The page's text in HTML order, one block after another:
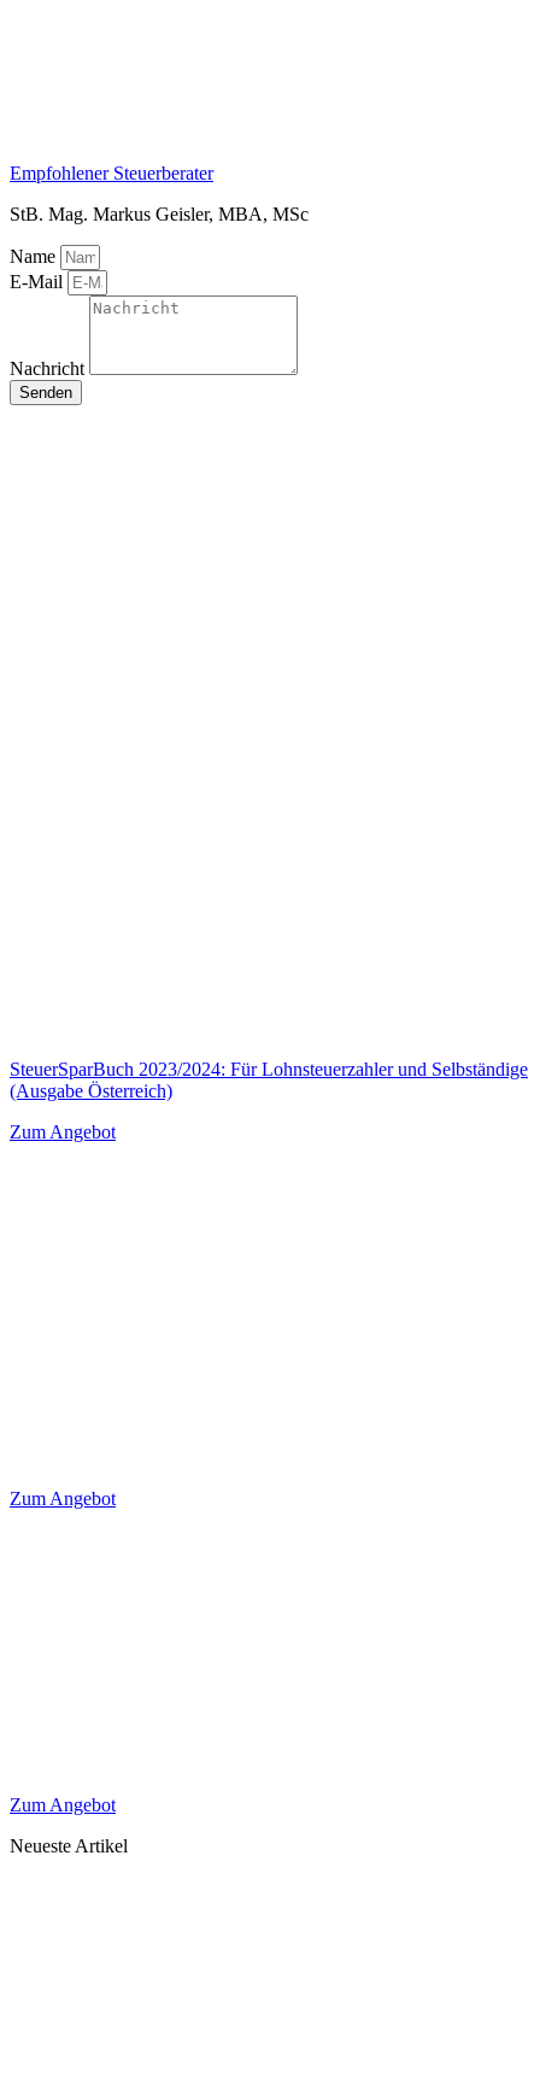
Empfohlener Steuerberater
StB. Mag. Markus Geisler, MBA, MSc
Name
E-Mail
Nachricht
Senden
SteuerSparBuch 2023/2024: Für Lohnsteuerzahler und Selbständige
(Ausgabe Österreich)
Zum Angebot
Zum Angebot
Zum Angebot
Neueste Artikel